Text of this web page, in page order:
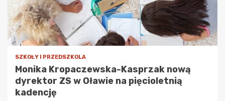
SZKOŁY I PRZEDSZKOLA
Monika Kropaczewska-Kasprzak nową
dyrektor ZS w Oławie na pięcioletnią
kadencję